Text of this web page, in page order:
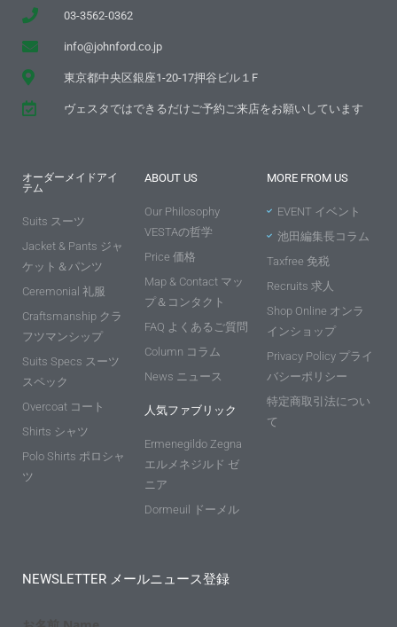
03-3562-0362
info@johnford.co.jp
東京都中央区銀座1-20-17押谷ビル１F
ヴェスタではできるだけご予約ご来店をお願いしています
オーダーメイドアイ
テム
Suits スーツ
Jacket & Pants ジャ
ケット＆パンツ
Ceremonial 礼服
Craftsmanship クラ
フツマンシップ
Suits Specs スーツ
スペック
Overcoat コート
Shirts シャツ
Polo Shirts ポロシャ
ツ
ABOUT US
Our Philosophy
VESTAの哲学
Price 価格
Map & Contact マッ
プ＆コンタクト
FAQ よくあるご質問
Column コラム
News ニュース
人気ファブリック
Ermenegildo Zegna
エルメネジルド ゼ
ニア
Dormeuil ドーメル
MORE FROM US
EVENT イベント
池田編集長コラム
Taxfree 免税
Recruits 求人
Shop Online オンラ
インショップ
Privacy Policy プライ
バシーポリシー
特定商取引法につい
て
NEWSLETTER メールニュース登録